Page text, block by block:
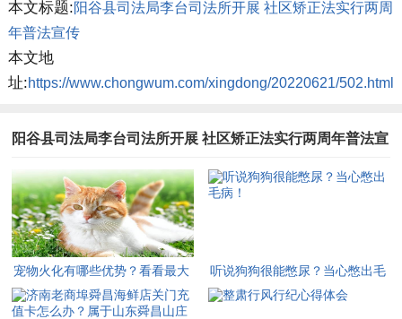
本文标题:阳谷县司法局李台司法所开展 社区矫正法实行两周
年普法宣传
本文地
址:https://www.chongwum.com/xingdong/20220621/502.html
阳谷县司法局李台司法所开展 社区矫正法实行两周年普法宣
传图文推荐
宠物火化有哪些优势？看看最大
的好处公布一下
听说狗狗很能憋尿？当心憋出毛
病！